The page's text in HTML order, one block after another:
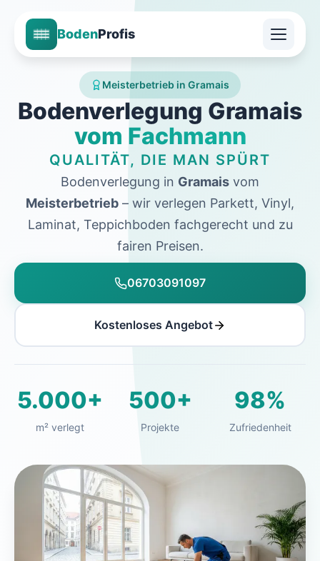
BodenProfis
Meisterbetrieb in Gramais
Bodenverlegung Gramais
vom Fachmann
QUALITÄT, DIE MAN SPÜRT
Bodenverlegung in Gramais vom
Meisterbetrieb – wir verlegen Parkett, Vinyl,
Laminat, Teppichboden fachgerecht und zu
fairen Preisen.
06703091097
Kostenloses Angebot
5.000+
m² verlegt
500+
Projekte
98%
Zufriedenheit